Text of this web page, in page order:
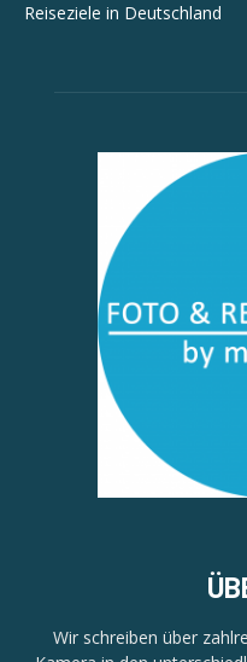
Reiseziele in Deutschland
Wir schreiben über